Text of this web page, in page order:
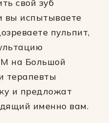
свой зуб
вы испытываете
пульпит,
на Большой
терапевты
и предложат
именно вам.